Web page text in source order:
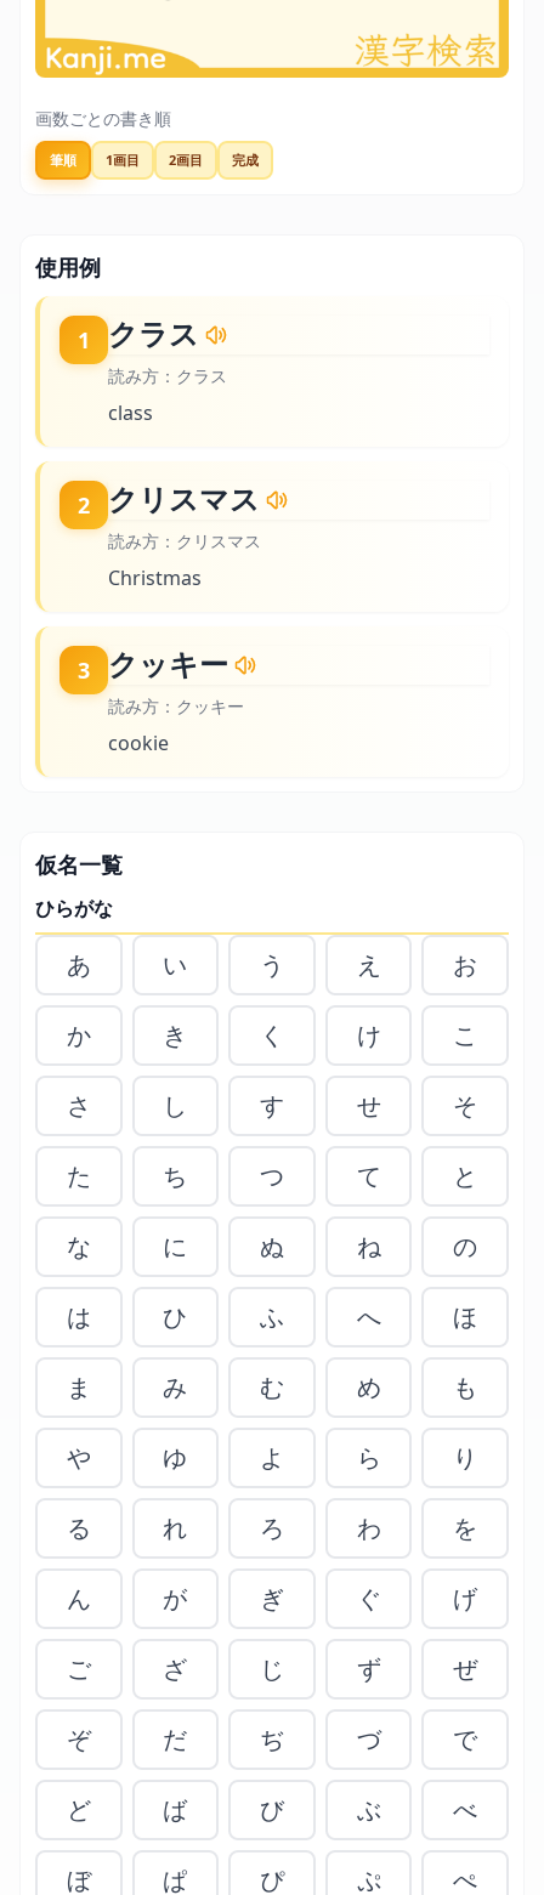
画数ごとの書き順
筆順 1画目 2画目 完成
使用例
1 クラス
読み方： クラス
class
2 クリスマス
読み方： クリスマス
Christmas
3 クッキー
読み方： クッキー
cookie
仮名一覧
ひらがな
あ い う え お
か き く け こ
さ し す せ そ
た ち つ て と
な に ぬ ね の
は ひ ふ へ ほ
ま み む め も
や ゆ よ ら り
る れ ろ わ を
ん が ぎ ぐ げ
ご ざ じ ず ぜ
ぞ だ ぢ づ で
ど ば び ぶ べ
ぼ ぱ ぴ ぷ ぺ